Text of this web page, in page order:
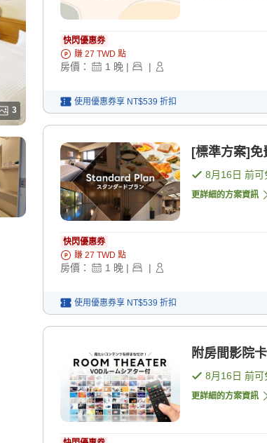
3
快閃優惠券
賺 27 TWD 點
房價： 1 晚 | |
使用優惠券享 NT$539 折扣
[標準方案]免
8月16日 前可
更詳細的方案資訊
快閃優惠券
賺 27 TWD 點
房價： 1 晚 | |
使用優惠券享 NT$539 折扣
附房間影院
8月16日 前可
更詳細的方案資訊